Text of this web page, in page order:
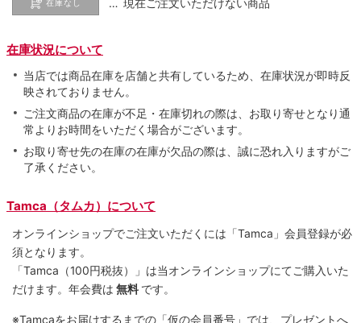
在庫なし … 現在ご注文いただけない商品
在庫状況について
当店では商品在庫を店舗と共有しているため、在庫状況が即時反
映されておりません。
ご注文商品の在庫が不足・在庫切れの際は、お取り寄せとなり通
常よりお時間をいただく場合がございます。
お取り寄せ先の在庫の在庫が欠品の際は、誠に恐れ入りますがご
了承ください。
Tamca（タムカ）について
オンラインショップでご注⽂いただくには「Tamca」会員登録が必
須となります。
「Tamca （100円税抜）
」は当オンラインショップにてご購⼊いた
だけます。 年会費は 無料 です。
※Tamcaをお届けするまでの「仮の会員番号」では、プレゼントへ